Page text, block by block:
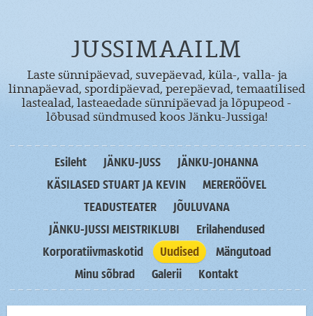
JUSSIMAAILM
Laste sünnipäevad, suvepäevad, küla-, valla- ja
linnapäevad, spordipäevad, perepäevad, temaatilised
lastealad, lasteaedade sünnipäevad ja lõpupeod -
lõbusad sündmused koos Jänku-Jussiga!
Esileht JÄNKU-JUSS
JÄNKU-JOHANNA
KÄSILASED STUART JA KEVIN
MERERÖÖVEL
TEADUSTEATER
JÕULUVANA
JÄNKU-JUSSI MEISTRIKLUBI
Erilahendused
Korporatiivmaskotid
Uudised
Mängutoad
Minu sõbrad
Galerii Kontakt